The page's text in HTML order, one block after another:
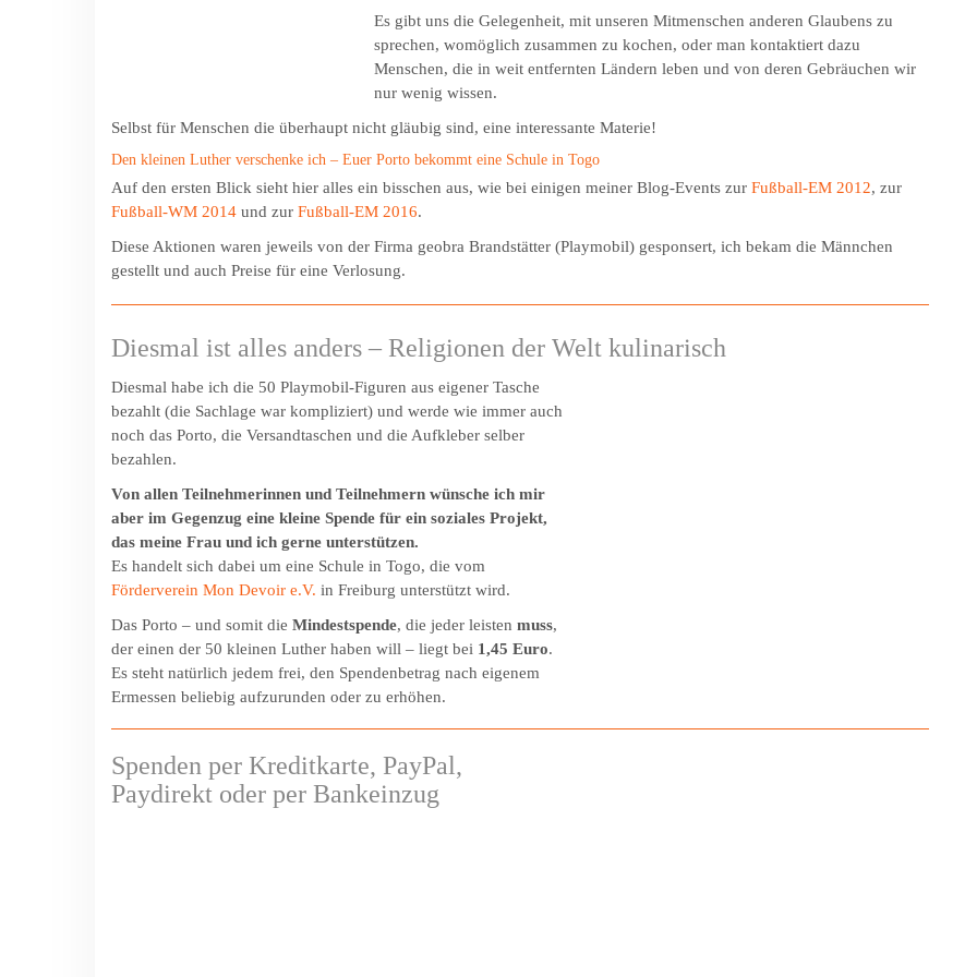
Es gibt uns die Gelegenheit, mit unseren Mitmenschen anderen Glaubens zu
sprechen, womöglich zusammen zu kochen, oder man kontaktiert dazu
Menschen, die in weit entfernten Ländern leben und von deren Gebräuchen wir
nur wenig wissen.
Selbst für Menschen die überhaupt nicht gläubig sind, eine interessante Materie!
Den kleinen Luther verschenke ich – Euer Porto bekommt eine Schule in Togo
Auf den ersten Blick sieht hier alles ein bisschen aus, wie bei einigen meiner Blog-Events zur Fußball-EM 2012, zur
Fußball-WM 2014 und zur Fußball-EM 2016.
Diese Aktionen waren jeweils von der Firma geobra Brandstätter (Playmobil) gesponsert, ich bekam die Männchen
gestellt und auch Preise für eine Verlosung.
Diesmal ist alles anders – Religionen der Welt kulinarisch
Diesmal habe ich die 50 Playmobil-Figuren aus eigener Tasche
bezahlt (die Sachlage war kompliziert) und werde wie immer auch
noch das Porto, die Versandtaschen und die Aufkleber selber
bezahlen.
Von allen Teilnehmerinnen und Teilnehmern wünsche ich mir
aber im Gegenzug eine kleine Spende für ein soziales Projekt,
das meine Frau und ich gerne unterstützen.
Es handelt sich dabei um eine Schule in Togo, die vom
Förderverein Mon Devoir e.V. in Freiburg unterstützt wird.
Das Porto – und somit die Mindestspende, die jeder leisten muss,
der einen der 50 kleinen Luther haben will – liegt bei 1,45 Euro.
Es steht natürlich jedem frei, den Spendenbetrag nach eigenem
Ermessen beliebig aufzurunden oder zu erhöhen.
Spenden per Kreditkarte, PayPal,
Paydirekt oder per Bankeinzug